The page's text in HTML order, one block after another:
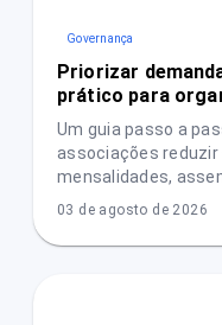
Governança
Priorizar
prático para
transparência
Um guia passo a
associações
mensalidades,
e aumentar a
03 de agosto de 2026